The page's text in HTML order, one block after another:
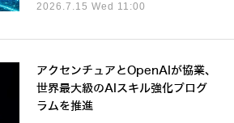
2026.7.15 Wed 11:00
アクセンチュアとOpenAIが協業、
世界最大級のAIスキル強化プログ
ラムを推進